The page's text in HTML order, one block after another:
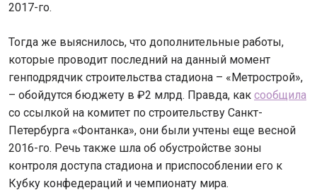
2017-го.
Тогда же выяснилось, что дополнительные работы,
которые проводит последний на данный момент
генподрядчик строительства стадиона – «Метрострой»,
– обойдутся бюджету в ₽2 млрд. Правда, как сообщила
со ссылкой на комитет по строительству Санкт-
Петербурга «Фонтанка», они были учтены еще весной
2016-го. Речь также шла об обустройстве зоны
контроля доступа стадиона и приспособлении его к
Кубку конфедераций и чемпионату мира.